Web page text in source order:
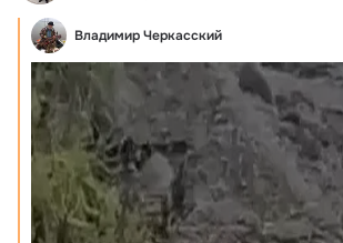
Владимир Черкасский